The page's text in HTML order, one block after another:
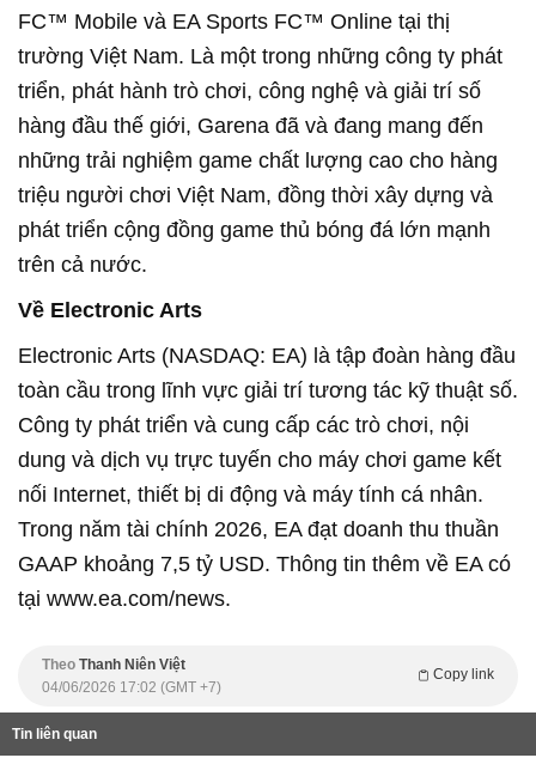
FC™ Mobile và EA Sports FC™ Online tại thị
trường Việt Nam. Là một trong những công ty phát
triển, phát hành trò chơi, công nghệ và giải trí số
hàng đầu thế giới, Garena đã và đang mang đến
những trải nghiệm game chất lượng cao cho hàng
triệu người chơi Việt Nam, đồng thời xây dựng và
phát triển cộng đồng game thủ bóng đá lớn mạnh
trên cả nước.
Về Electronic Arts
Electronic Arts (NASDAQ: EA) là tập đoàn hàng đầu
toàn cầu trong lĩnh vực giải trí tương tác kỹ thuật số.
Công ty phát triển và cung cấp các trò chơi, nội
dung và dịch vụ trực tuyến cho máy chơi game kết
nối Internet, thiết bị di động và máy tính cá nhân.
Trong năm tài chính 2026, EA đạt doanh thu thuần
GAAP khoảng 7,5 tỷ USD. Thông tin thêm về EA có
tại www.ea.com/news.
Theo Thanh Niên Việt
Copy link
04/06/2026 17:02 (GMT +7)
Tin liên quan